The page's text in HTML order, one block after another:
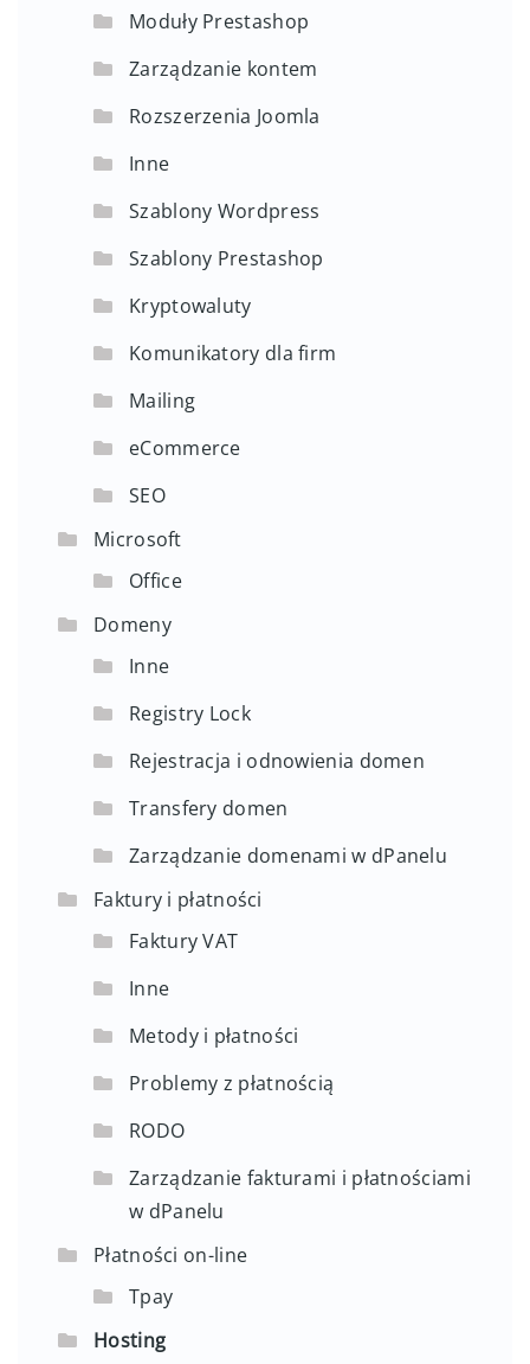
Moduły Prestashop
Zarządzanie kontem
Rozszerzenia Joomla
Inne
Szablony Wordpress
Szablony Prestashop
Kryptowaluty
Komunikatory dla firm
Mailing
eCommerce
SEO
Microsoft
Office
Domeny
Inne
Registry Lock
Rejestracja i odnowienia domen
Transfery domen
Zarządzanie domenami w dPanelu
Faktury i płatności
Faktury VAT
Inne
Metody i płatności
Problemy z płatnością
RODO
Zarządzanie fakturami i płatnościami
w dPanelu
Płatności on-line
Tpay
Hosting